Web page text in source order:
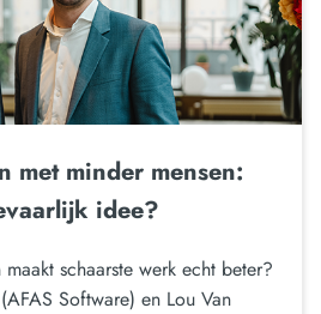
met minder mensen:
idee?
schaarste werk echt beter?
Software) en Lou Van